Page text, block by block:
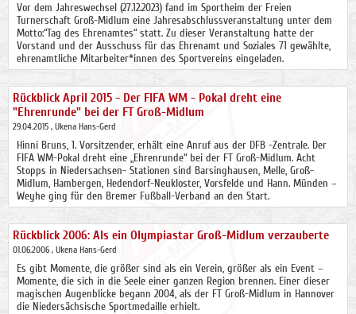
Vor dem Jahreswechsel (27.12.2023) fand im Sportheim der Freien
Turnerschaft Groß-Midlum eine Jahresabschlussveranstaltung unter dem
Motto:“Tag des Ehrenamtes“ statt. Zu dieser Veranstaltung hatte der
Vorstand und der Ausschuss für das Ehrenamt und Soziales 71 gewählte,
ehrenamtliche Mitarbeiter*innen des Sportvereins eingeladen.
Rückblick April 2015 - Der FIFA WM - Pokal dreht eine
"Ehrenrunde" bei der FT Groß-Midlum
29.04.2015 , Ukena Hans-Gerd
Hinni Bruns, 1. Vorsitzender, erhält eine Anruf aus der DFB -Zentrale. Der
FIFA WM-Pokal dreht eine „Ehrenrunde“ bei der FT Groß-Midlum. Acht
Stopps in Niedersachsen- Stationen sind Barsinghausen, Melle, Groß-
Midlum, Hambergen, Hedendorf-Neukloster, Vorsfelde und Hann. Münden –
Weyhe ging für den Bremer Fußball-Verband an den Start.
Rückblick 2006: Als ein Olympiastar Groß-Midlum verzauberte
01.06.2006 , Ukena Hans-Gerd
Es gibt Momente, die größer sind als ein Verein, größer als ein Event –
Momente, die sich in die Seele einer ganzen Region brennen. Einer dieser
magischen Augenblicke begann 2004, als der FT Groß-Midlum in Hannover
die Niedersächsische Sportmedaille erhielt.